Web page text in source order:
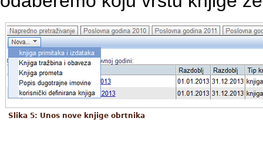
Slika 5: Unos nove knjige obrtnika